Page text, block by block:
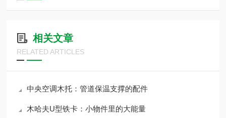
相关文章
RELATED ARTICLES
中央空调木托：管道保温支撑的配件
木哈夫U型铁卡：小物件里的大能量